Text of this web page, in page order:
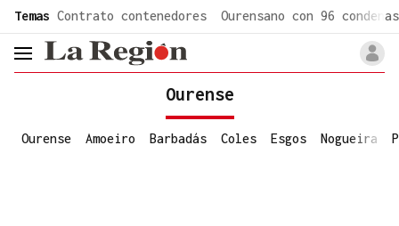
Temas Contrato contenedores Ourensano con 96 condenas
header.menu.open
Ourense
Ourense Amoeiro Barbadás Coles Esgos Nogueira